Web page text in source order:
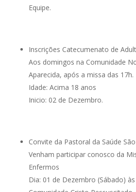
Equipe.
Inscrições Catecumenato de
Aos domingos na Comunidade
Aparecida, após a missa das 17h.
Idade: Acima 18 anos
Inicio: 02 de Dezembro.
Convite da Pastoral da Saúde
Venham participar conosco da
Enfermos
Dia: 01 de Dezembro (Sábado)